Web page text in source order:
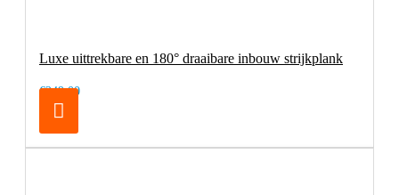
Luxe uittrekbare en 180° draaibare inbouw strijkplank
€249,00